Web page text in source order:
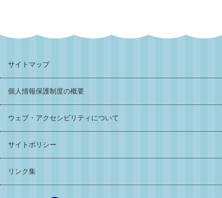
サイトマップ
個人情報保護制度の概要
ウェブ・アクセシビリティについて
サイトポリシー
リンク集